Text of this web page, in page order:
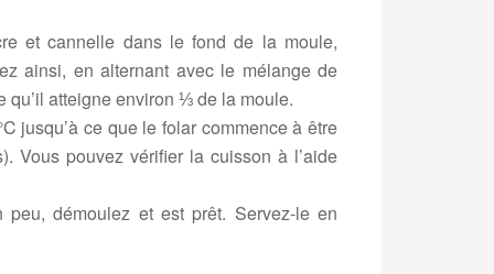
et cannelle dans le fond de la moule,
ainsi, en alternant avec le mélange de
qu’il atteigne environ ⅓ de la moule.
jusqu’à ce que le folar commence à être
Vous pouvez vérifier la cuisson à l’aide
démoulez et est prêt. Servez-le en